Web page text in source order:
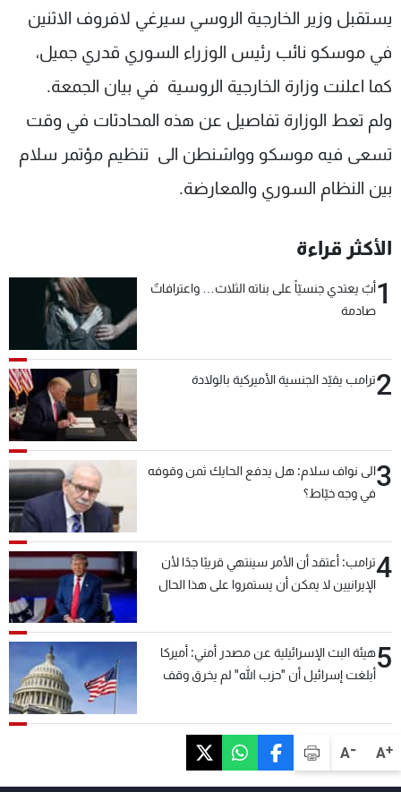
A+
A-
يستقبل وزير الخارجية الروسي سيرغي لافروف الاثنين
في موسكو نائب رئيس الوزراء السوري قدري جميل،
كما اعلنت وزارة الخارجية الروسية في بيان الجمعة.
ولم تعط الوزارة تفاصيل عن هذه المحادثات في وقت
تسعى فيه موسكو وواشنطن الى تنظيم مؤتمر سلام
بين النظام السوري والمعارضة.
الأكثر قراءة
1أبٌ يعتدي جنسيّاً على بناته الثلاث… واعترافاتٌ
صادمة
2ترامب يقيّد الجنسية الأميركية بالولادة
3الى نواف سلام: هل يدفع الحايك ثمن وقوفه
في وجه خيّاط؟
4ترامب: أعتقد أن الأمر سينتهي قريبًا جدًا لأن
الإيرانيين لا يمكن أن يستمروا على هذا الحال
5هيئة البث الإسرائيلية عن مصدر أمني: أميركا
أبلغت إسرائيل أن "حزب الله" لم يخرق وقف
عدم التصعيد خشية أن يؤثر ذلك على مفاوضات
شاهد البرامج
الترددات
عن MTV
الإنـتـاج
لاعلاناتكم
وظائف
شروط الإسـتخدام
سياسة الخصوصية